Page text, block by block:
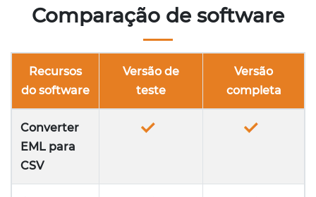
Comparação de software
Recursos
do software
Versão de
teste
Versão
completa
Converter
EML para
CSV